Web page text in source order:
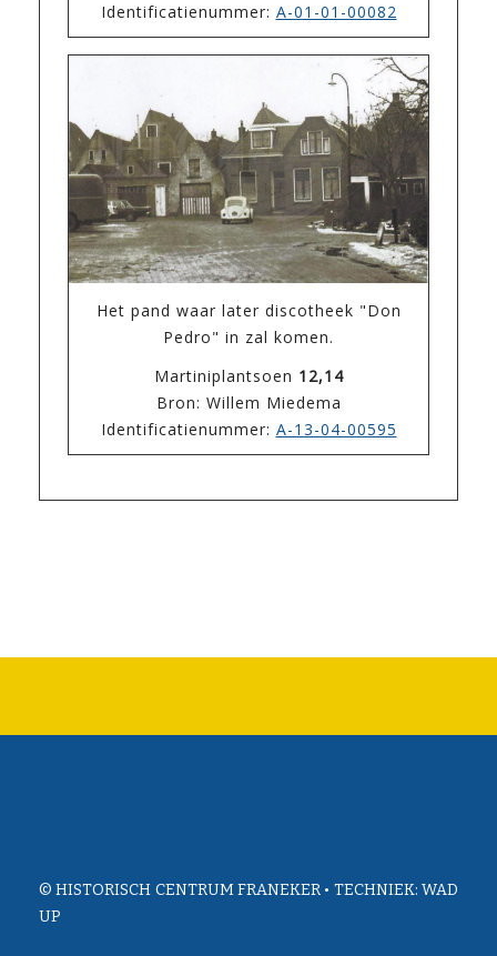
Identificatienummer: A-01-01-00082
Het pand waar later discotheek "Don
Pedro" in zal komen.
Martiniplantsoen 12,14
Bron: Willem Miedema
Identificatienummer: A-13-04-00595
© HISTORISCH CENTRUM FRANEKER • TECHNIEK: WAD
UP